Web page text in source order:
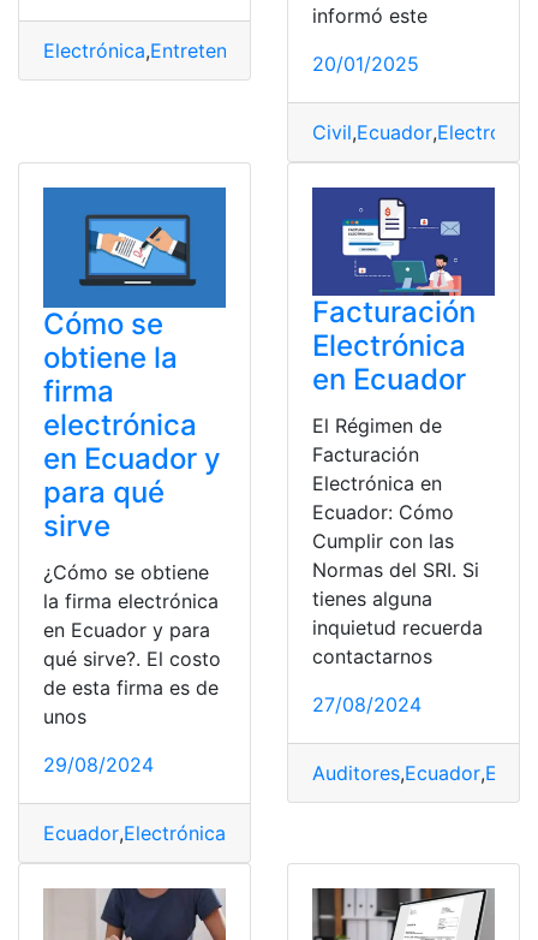
Electrónica,Entretenimiento factura SRI
informó este
20/01/2025
Civil,Ecuador,Electrónica
Cómo se
obtiene la
firma
electrónica
en Ecuador y
para qué
sirve
¿Cómo se obtiene
la firma electrónica
en Ecuador y para
qué sirve?. El costo
de esta firma es de
unos
29/08/2024
Ecuador,Electrónica
Facturación
Electrónica
en Ecuador
El Régimen de
Facturación
Electrónica en
Ecuador: Cómo
Cumplir con las
Normas del SRI. Si
tienes alguna
inquietud recuerda
contactarnos
27/08/2024
Auditores,Ecuador,